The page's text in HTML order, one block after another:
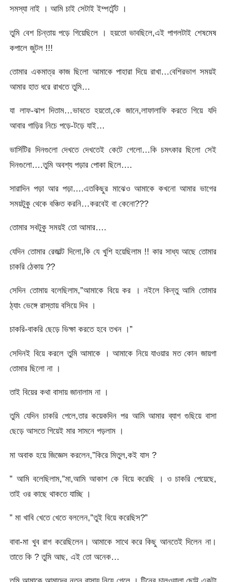
সমস্যা নাই । আমি চাই সেটাই ইম্পর্টেন্ট ।
তুমি বেশ চিন্তায় পড়ে গিয়েছিলে । হয়তো ভাবছিলে,এই পাগলটাই শেষমেষ
কপালে জুটল !!!
তোমার একমাত্র কাজ ছিলো আমাকে পাহারা দিয়ে রাখা…বেশিরভাগ সময়ই
আমার হাত ধরে রাখতে তুমি…
যা লাফ-ঝাপ দিতাম…ভাবতে হয়তো,কে জানে,লাফালাফি করতে গিয়ে যদি
আবার গাড়ির নিচে পড়ে-টড়ে যাই…
ভার্সিটির দিনগুলো দেখতে দেখতেই কেটে গেলো…কি চমৎকার ছিলো সেই
দিনগুলো….তুমি অবশ্য পড়ার পোকা ছিলে….
সারাদিন পড়া আর পড়া….এতকিছুর মাঝেও আমাকে কখনো আমার ভাগের
সময়টুকু থেকে বঞ্চিত করনি…করবেই বা কেনো???
তোমার সবটুকু সময়ই তো আমার….
যেদিন তোমার রেজাল্ট দিলো,কি যে খুশি হয়েছিলাম !! কার সাধ্য আছে তোমার
চাকরি ঠেকায় ??
সেদিন তোমায় বলেছিলাম,”আমাকে বিয়ে কর । নইলে কিন্তু আমি তোমার
ঠ্যাং ভেঙ্গে রাস্তায় বসিয়ে দিব ।
চাকরি-বাকরি ছেড়ে ভিক্ষা করতে হবে তখন ।”
সেদিনই বিয়ে করলে তুমি আমাকে । আমাকে নিয়ে যাওয়ার মত কোন জায়গা
তোমার ছিলো না ।
তাই বিয়ের কথা বাসায় জানালাম না ।
তুমি যেদিন চাকরি পেলে,তার কয়েকদিন পর আমি আমার ব্যাগ গুছিয়ে বাসা
ছেড়ে আসতে গিয়েই মার সামনে পড়লাম ।
মা অবাক হয়ে জিজ্ঞেস করলেন,”কিরে মিতুল,কই যাস ?
” আমি বলেছিলাম,”মা,আমি আকাশ কে বিয়ে করেছি । ও চাকরি পেয়েছে,
তাই ওর কাছে থাকতে যাচ্ছি ।
” মা খাবি খেতে খেতে বললেন,”তুই বিয়ে করেছিস?”
বাবা-মা খুব রাগ করেছিলেন। আমাকে সাথে করে কিছু আনতেই দিলেন না।
তাতে কি ? তুমি আছ, এই তো অনেক…